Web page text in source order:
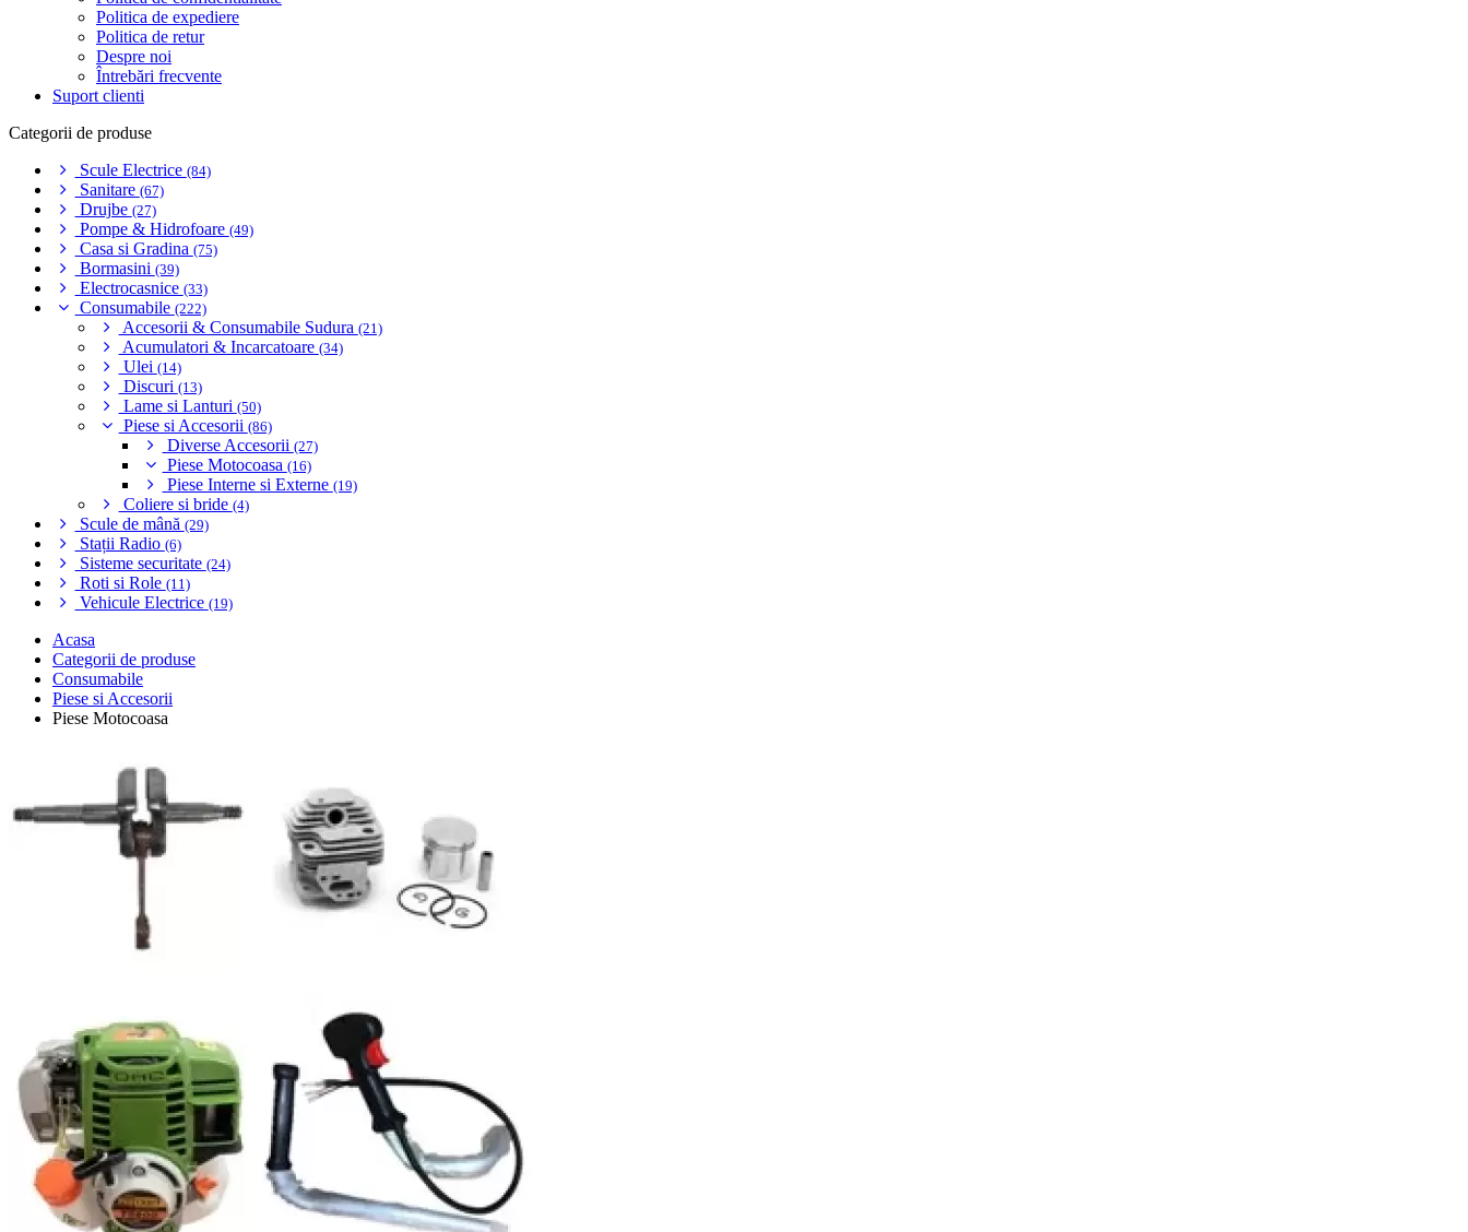
Politica de expediere
Politica de retur
Despre noi
Întrebări frecvente
Suport clienti
Categorii de produse
Scule Electrice (84)
Sanitare (67)
Drujbe (27)
Pompe & Hidrofoare (49)
Casa si Gradina (75)
Bormasini (39)
Electrocasnice (33)
Consumabile (222)
Accesorii & Consumabile Sudura (21)
Acumulatori & Incarcatoare (34)
Ulei (14)
Discuri (13)
Lame si Lanturi (50)
Piese si Accesorii (86)
Diverse Accesorii (27)
Piese Motocoasa (16)
Piese Interne si Externe (19)
Coliere si bride (4)
Scule de mână (29)
Stații Radio (6)
Sisteme securitate (24)
Roti si Role (11)
Vehicule Electrice (19)
Acasa
Categorii de produse
Consumabile
Piese si Accesorii
Piese Motocoasa